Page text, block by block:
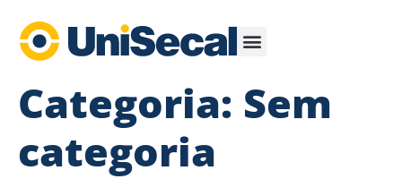
Categoria: Sem
categoria